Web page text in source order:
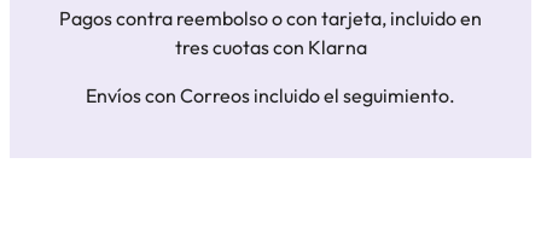
Pagos contra reembolso o con tarjeta, incluido en
tres cuotas con Klarna
Envíos con Correos incluido el seguimiento.